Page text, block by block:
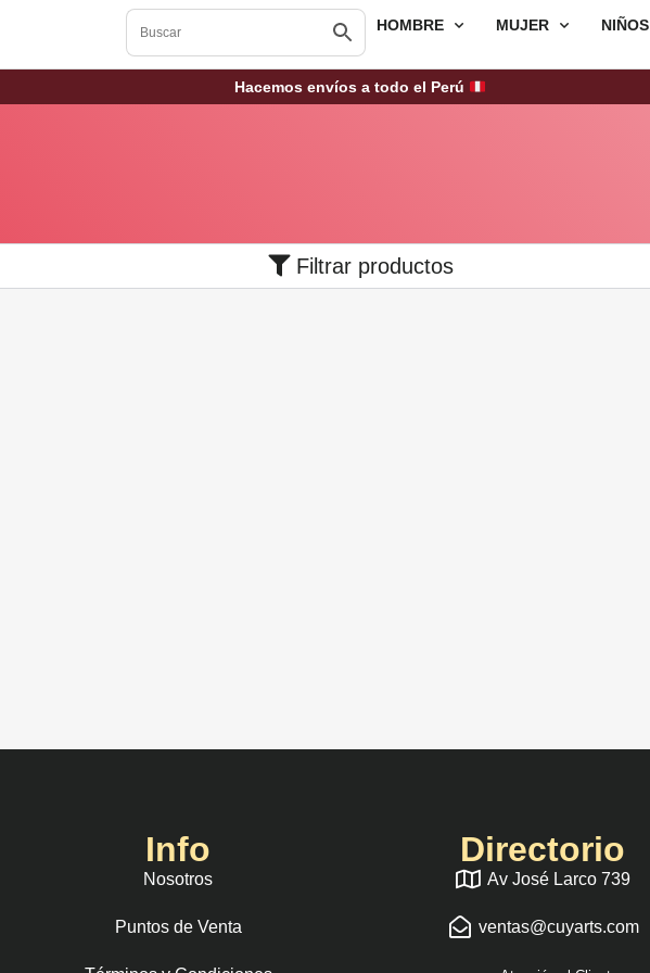
HOMBRE MUJER NIÑOS
Hacemos envíos a todo el Perú
Filtrar productos
Info
Nosotros
Puntos de Venta
Directorio
Av José Larco 739
ventas@cuyarts.com